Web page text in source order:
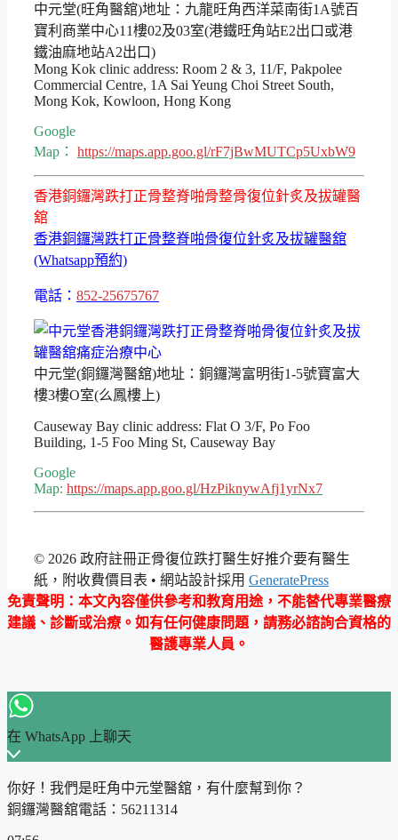
中元堂(旺角醫舘)地址：九龍旺角西洋菜南街1A號百
寶利商業中心11樓02及03室(港鐵旺角站E2出口或港
鐵油麻地站A2出口)
Mong Kok clinic address: Room 2 & 3, 11/F, Pakpolee
Commercial Centre, 1A Sai Yeung Choi Street South,
Mong Kok, Kowloon, Hong Kong
Google
Map： https://maps.app.goo.gl/rF7jBwMUTCp5UxbW9
香港銅鑼灣跌打正骨整脊啪骨整骨復位針炙及拔罐醫
舘
香港銅鑼灣跌打正骨整脊啪骨復位針炙及拔罐醫舘
(Whatsapp預約)
電話： 852-25675767
中元堂(銅鑼灣醫舘)地址：銅鑼灣富明街1-5號寶富大
樓3樓O室(么鳳樓上)
Causeway Bay clinic address: Flat O 3/F, Po Foo
Building, 1-5 Foo Ming St, Causeway Bay
Google
Map: https://maps.app.goo.gl/HzPiknywAfj1yrNx7
© 2026 政府註冊正骨復位跌打醫生好推介要有醫生
紙，附收費價目表 • 網站設計採用 GeneratePress
免責聲明 ：本文內容僅供參考和教育用途，不能替代專業醫療
建議、診斷或治療。如有任何健康問題，請務必諮詢合資格的
醫護專業人員。
在 WhatsApp 上聊天
你好！我們是旺角中元堂醫舘，有什麼幫到你？
銅鑼灣醫舘電話：56211314